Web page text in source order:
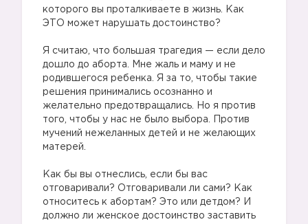
которого вы проталкиваете в жизнь. Как
ЭТО может нарушать достоинство?
Я считаю, что большая трагедия — если дело
дошло до аборта. Мне жаль и маму и не
родившегося ребенка. Я за то, чтобы такие
решения принимались осознанно и
желательно предотвращались. Но я против
того, чтобы у нас не было выбора. Против
мучений нежеланных детей и не желающих
матерей.
Как бы вы отнеслись, если бы вас
отговаривали? Отговаривали ли сами? Как
относитесь к абортам? Это или детдом? И
должно ли женское достоинство заставить